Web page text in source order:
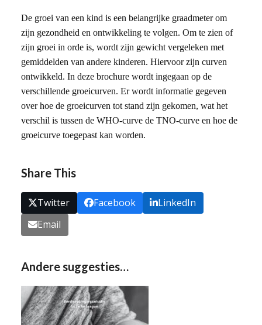
De groei van een kind is een belangrijke graadmeter om
zijn gezondheid en ontwikkeling te volgen. Om te zien of
zijn groei in orde is, wordt zijn gewicht vergeleken met
gemiddelden van andere kinderen. Hiervoor zijn curven
ontwikkeld. In deze brochure wordt ingegaan op de
verschillende groeicurven. Er wordt informatie gegeven
over hoe de groeicurven tot stand zijn gekomen, wat het
verschil is tussen de WHO-curve de TNO-curve en hoe de
groeicurve toegepast kan worden.
Share This
Twitter Facebook
LinkedIn
Email
Andere suggesties…